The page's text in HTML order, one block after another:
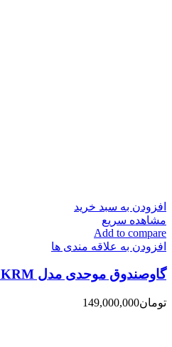
افزودن به سبد خرید
مشاهده سریع
Add to compare
افزودن به علاقه مندی ها
گاوصندوق موحدی مدل 600KRM
تومان149,000,000